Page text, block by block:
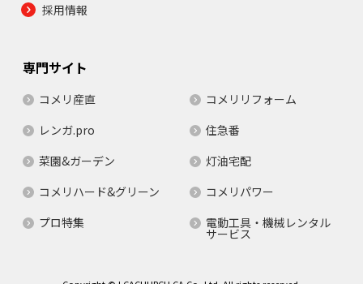
採用情報
専門サイト
コメリ産直
コメリリフォーム
レンガ.pro
住急番
菜園&ガーデン
灯油宅配
コメリハード&グリーン
コメリパワー
プロ特集
電動工具・機械レンタル
サービス